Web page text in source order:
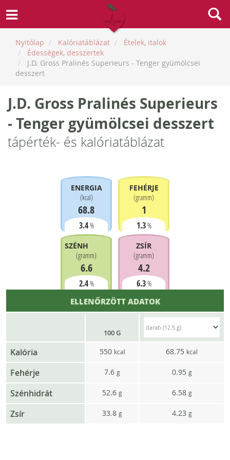
Nyitólap Kalóriatáblázat
Ételek, italok
Édességek, desszertek
J.D. Gross Pralinés Superieurs - Tenger gyümölcsei
desszert
J.D. Gross Pralinés Superieurs
- Tenger gyümölcsei desszert
tápérték- és kalóriatáblázat
ENERGIA
(kcal)
68.8
3.4%
FEHÉRJE
(gramm)
1
1.3%
SZÉNHIDRÁT
(gramm)
6.6
2.4%
ZSÍR
(gramm)
4.2
6.3%
ELLENŐRZÖTT ADATOK
100 G
Kalória 550 kcal 68.75 kcal
Fehérje 7.6 g 0.95 g
Szénhidrát 52.6 g 6.58 g
Zsír 33.8 g 4.23 g